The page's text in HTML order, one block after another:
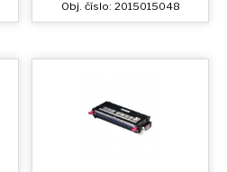
Obj. číslo: 2015015048